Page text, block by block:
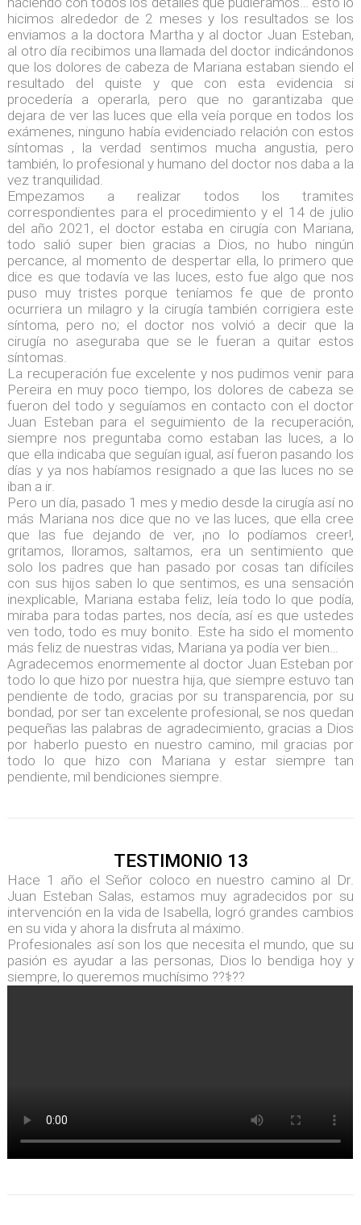
hicimos alrededor de 2 meses y los resultados se los
enviamos a la doctora Martha y al doctor Juan Esteban,
al otro día recibimos una llamada del doctor indicándonos
que los dolores de cabeza de Mariana estaban siendo el
resultado del quiste y que con esta evidencia si
procedería a operarla, pero que no garantizaba que
dejara de ver las luces que ella veía porque en todos los
exámenes, ninguno había evidenciado relación con estos
síntomas , la verdad sentimos mucha angustia, pero
también, lo profesional y humano del doctor nos daba a la
vez tranquilidad.
Empezamos a realizar todos los tramites
correspondientes para el procedimiento y el 14 de julio
del año 2021, el doctor estaba en cirugía con Mariana,
todo salió super bien gracias a Dios, no hubo ningún
percance, al momento de despertar ella, lo primero que
dice es que todavía ve las luces, esto fue algo que nos
puso muy tristes porque teníamos fe que de pronto
ocurriera un milagro y la cirugía también corrigiera este
síntoma, pero no; el doctor nos volvió a decir que la
cirugía no aseguraba que se le fueran a quitar estos
síntomas.
La recuperación fue excelente y nos pudimos venir para
Pereira en muy poco tiempo, los dolores de cabeza se
fueron del todo y seguíamos en contacto con el doctor
Juan Esteban para el seguimiento de la recuperación,
siempre nos preguntaba como estaban las luces, a lo
que ella indicaba que seguían igual, así fueron pasando los
días y ya nos habíamos resignado a que las luces no se
iban a ir.
Pero un día, pasado 1 mes y medio desde la cirugía así no
más Mariana nos dice que no ve las luces, que ella cree
que las fue dejando de ver, ¡no lo podíamos creer!,
gritamos, lloramos, saltamos, era un sentimiento que
solo los padres que han pasado por cosas tan difíciles
con sus hijos saben lo que sentimos, es una sensación
inexplicable, Mariana estaba feliz, leía todo lo que podía,
miraba para todas partes, nos decía, así es que ustedes
ven todo, todo es muy bonito. Este ha sido el momento
más feliz de nuestras vidas, Mariana ya podía ver bien…
Agradecemos enormemente al doctor Juan Esteban por
todo lo que hizo por nuestra hija, que siempre estuvo tan
pendiente de todo, gracias por su transparencia, por su
bondad, por ser tan excelente profesional, se nos quedan
pequeñas las palabras de agradecimiento, gracias a Dios
por haberlo puesto en nuestro camino, mil gracias por
todo lo que hizo con Mariana y estar siempre tan
pendiente, mil bendiciones siempre.
TESTIMONIO 13
Hace 1 año el Señor coloco en nuestro camino al Dr.
Juan Esteban Salas, estamos muy agradecidos por su
intervención en la vida de Isabella, logró grandes cambios
en su vida y ahora la disfruta al máximo.
Profesionales así son los que necesita el mundo, que su
pasión es ayudar a las personas, Dios lo bendiga hoy y
siempre, lo queremos muchísimo ??⚕️??